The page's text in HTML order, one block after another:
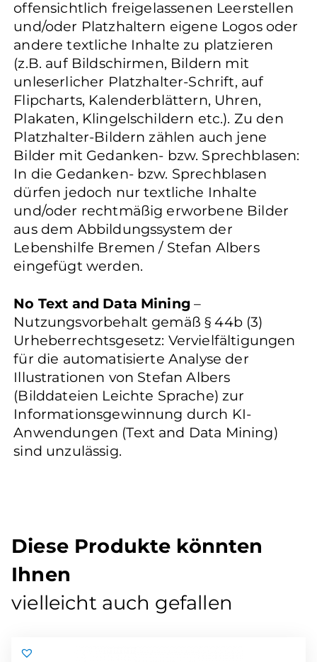
offensichtlich freigelassenen Leerstellen
und/oder Platzhaltern eigene Logos oder
andere textliche Inhalte zu platzieren
(z.B. auf Bildschirmen, Bildern mit
unleserlicher Platzhalter-Schrift, auf
Flipcharts, Kalenderblättern, Uhren,
Plakaten, Klingelschildern etc.). Zu den
Platzhalter-Bildern zählen auch jene
Bilder mit Gedanken- bzw. Sprechblasen:
In die Gedanken- bzw. Sprechblasen
dürfen jedoch nur textliche Inhalte
und/oder rechtmäßig erworbene Bilder
aus dem Abbildungssystem der
Lebenshilfe Bremen / Stefan Albers
eingefügt werden.
No Text and Data Mining –
Nutzungsvorbehalt gemäß § 44b (3)
Urheberrechtsgesetz: Vervielfältigungen
für die automatisierte Analyse der
Illustrationen von Stefan Albers
(Bilddateien Leichte Sprache) zur
Informationsgewinnung durch KI-
Anwendungen (Text and Data Mining)
sind unzulässig.
Diese Produkte könnten
Ihnen
vielleicht auch gefallen